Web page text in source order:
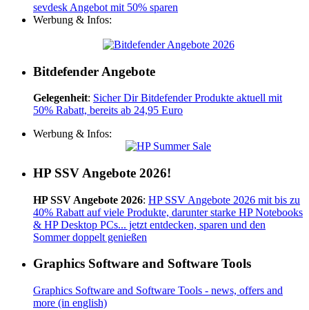
sevdesk Angebot mit 50% sparen
Werbung & Infos:
Bitdefender Angebote
Gelegenheit: Sicher Dir Bitdefender Produkte aktuell mit
50% Rabatt, bereits ab 24,95 Euro
Werbung & Infos:
HP SSV Angebote 2026!
HP SSV Angebote 2026: HP SSV Angebote 2026 mit bis zu
40% Rabatt auf viele Produkte, darunter starke HP Notebooks
& HP Desktop PCs... jetzt entdecken, sparen und den
Sommer doppelt genießen
Graphics Software and Software Tools
Graphics Software and Software Tools - news, offers and
more (in english)